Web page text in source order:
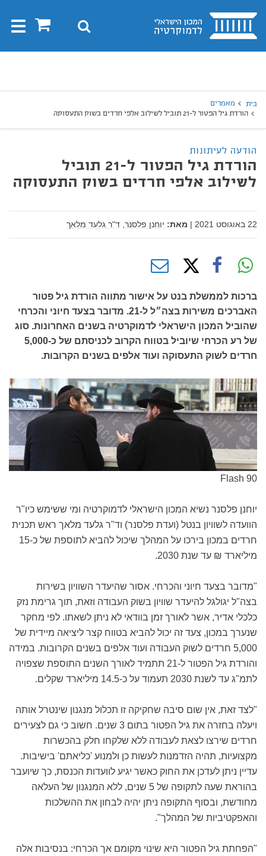
בית 0 חיפוש
בית
מאמרים
הורדת גיל הפטור ל-21 תוביל לשילוב אלפי חרדים בשוק התעסוקה
הודעה לעיתונות
הורדת גיל הפטור ל-21 תוביל
לשילוב אלפי חרדים בשוק התעסוקה
22 באוגוסט 2021 | מאת: יוחנן פלסנר, ד"ר גלעד מלאך
ברכות לממשלת בנט על אישור מתווה הורדת גיל פטור
האברכים משירות בצה״ל ל-21. מדובר בצעד חיוני והכרחי
שהוביל המכון הישראלי לדמוקרטיה בשנים האחרונות. סוג
של רע הכרחי שיוביל בטווח הקרוב לכניסתם של כ-5,000
חרדים לשוק התעסוקה ועוד אלפים בשנים הקרובות.
Flash 90
יוחנן פלסנר נשיא המכון הישראלי לדמוקרטיה ומי ששימש כיו"ר
הוועדה לשוויון בנטל (ועדת פלסנר) וד"ר גלעד מלאך ראש תכנית
חרדים במכון בירכו על המהלך שיכול להביא לתוספת של כ-15
מיליארד ₪ עד שנת 2030.
"מדובר בצעד חיוני והכרחי. אסור שהיעדר השוויון בשירות
בצה"ל יגולגל להיעדר שוויון בשוק העבודה וזאת, תוך גרימת נזק
כלכלי אדיר, אשר לאורך זמן בוודאי לא ניתן לשאתו. לפי מחקר
שנערך במכון, צעד זה יכול להביא בטווח קצר ליציאה מיידית של
5,000 חרדים לשוק העבודה ועוד אלפים בשנים הקרובות. במידה
והורדת גיל הפטור ל-21 תתמיד לאורך השנים התוספת שצפויה
לתמ"ג עד לשנת 2030 תעמוד על כ-14.5 מיליארד שקלים.
"לצד זאת, אין שום סיבה שחקיקה זו תכלול מנגנון שינטרל אותה
ויעלה בחזרה את גיל הפטור בתום 3 שנים. חשוב כי גם לצעירים
חרדים שירצו לצאת לעבודה ללא שלקחו חלק בהכשרות
מקצועיות, תהיה הזדמנות לעשות כן ולמנוע 'כליאתם' בישיבות.
עדיין ניתן לעדכן את החוק כאשר יגיע לוועדות הכנסת, כך שיועבר
בהוראת שעה לתקופה של 5 שנים, ללא המנגנון של העלאה
מחודשת, ובסוף התקופה ניתן יהיה לבחון את ההשלכות
והאפקטיביות של המהלך".
"הפחתת גיל הפטור היא שינוי מקומם אך הכרחי: בנסיבות אלה